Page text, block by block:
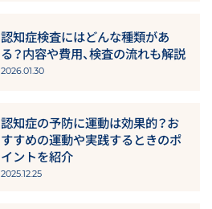
認知症検査にはどんな種類があ
る？内容や費用、検査の流れも解説
2026.01.30
認知症の予防に運動は効果的？お
すすめの運動や実践するときのポ
イントを紹介
2025.12.25